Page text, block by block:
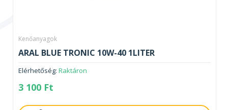
Kenőanyagok
ARAL BLUE TRONIC 10W-40 1LITER
Elérhetőség: Raktáron
3 100 Ft